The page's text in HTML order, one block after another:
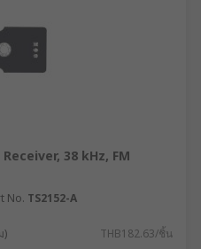
38 kHz, FM
No. TS2152-A
) THB182.63/ชิ้น